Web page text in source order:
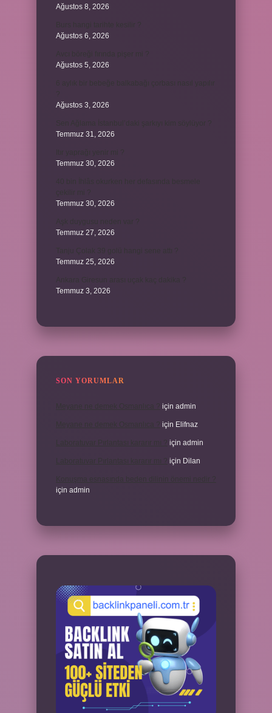
Ağustos 8, 2026
Ağustos 6, 2026
Ağustos 5, 2026
Ağustos 3, 2026
Temmuz 31, 2026
Temmuz 30, 2026
Temmuz 30, 2026
Temmuz 27, 2026
Temmuz 25, 2026
Temmuz 3, 2026
SON YORUMLAR
için admin
için Elifnaz
için admin
için Dilan
için admin